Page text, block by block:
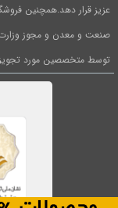
0
عزیز قرار دهد.همچنین
صنعت و معدن و مجوز
توسط متخصصین مورد